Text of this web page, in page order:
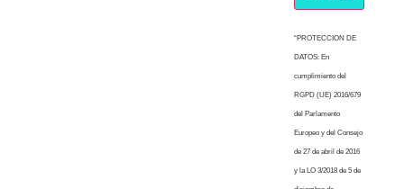
“PROTECCION DE
DATOS: En
cumplimiento del
RGPD (UE) 2016/679
del Parlamento
Europeo y del Consejo
de 27 de abril de 2016
y la LO 3/2018 de 5 de